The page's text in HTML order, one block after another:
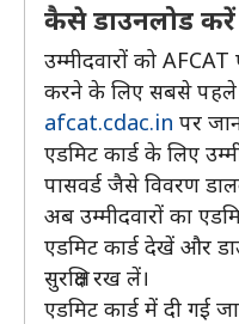
कैसे डाउनलोड करें
उम्मीदवारों को
करने के लिए सबसे पहले
afcat.cdac.in पर
एडमिट कार्ड के लिए
पासवर्ड जैसे विवरण
अब उम्मीदवारों का
एडमिट कार्ड देखें और
सुरक्षित रख लें।
एडमिट कार्ड में दी गई